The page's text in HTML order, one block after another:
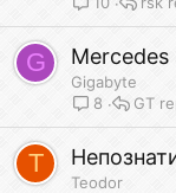
G Mercedes
Gigabyte
8
GT
T
Teodor